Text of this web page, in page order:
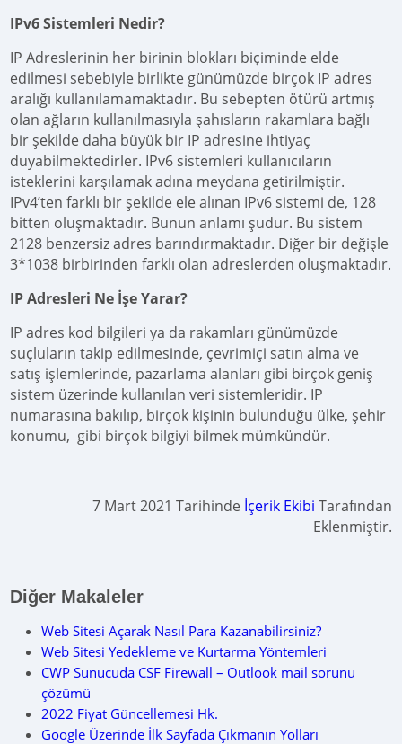
IPv6 Sistemleri Nedir?
IP Adreslerinin her birinin blokları biçiminde elde
edilmesi sebebiyle birlikte günümüzde birçok IP adres
aralığı kullanılamamaktadır. Bu sebepten ötürü artmış
olan ağların kullanılmasıyla şahısların rakamlara bağlı
bir şekilde daha büyük bir IP adresine ihtiyaç
duyabilmektedirler. IPv6 sistemleri kullanıcıların
isteklerini karşılamak adına meydana getirilmiştir.
IPv4’ten farklı bir şekilde ele alınan IPv6 sistemi de, 128
bitten oluşmaktadır. Bunun anlamı şudur. Bu sistem
2128 benzersiz adres barındırmaktadır. Diğer bir değişle
3*1038 birbirinden farklı olan adreslerden oluşmaktadır.
IP Adresleri Ne İşe Yarar?
IP adres kod bilgileri ya da rakamları günümüzde
suçluların takip edilmesinde, çevrimiçi satın alma ve
satış işlemlerinde, pazarlama alanları gibi birçok geniş
sistem üzerinde kullanılan veri sistemleridir. IP
numarasına bakılıp, birçok kişinin bulunduğu ülke, şehir
konumu, gibi birçok bilgiyi bilmek mümkündür.
7 Mart 2021 Tarihinde İçerik Ekibi Tarafından
Eklenmiştir.
Diğer Makaleler
Web Sitesi Açarak Nasıl Para Kazanabilirsiniz?
Web Sitesi Yedekleme ve Kurtarma Yöntemleri
CWP Sunucuda CSF Firewall – Outlook mail sorunu
çözümü
2022 Fiyat Güncellemesi Hk.
Google Üzerinde İlk Sayfada Çıkmanın Yolları